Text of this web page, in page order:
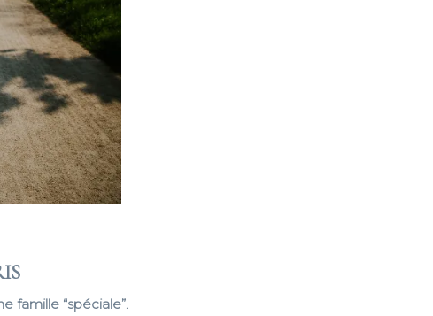
famille “spéciale”.